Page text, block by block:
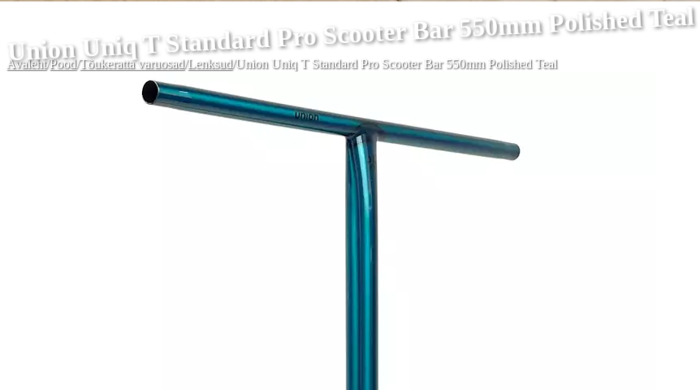
Union Uniq T Standard Pro Scooter Bar 550mm Polished Teal
Avaleht/Pood/Tõukeratta varuosad/Lenksud/Union Uniq T Standard Pro Scooter Bar 550mm Polished Teal